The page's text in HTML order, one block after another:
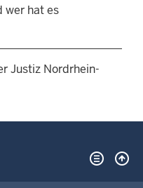
wer hat es
Justiz Nordrhein-